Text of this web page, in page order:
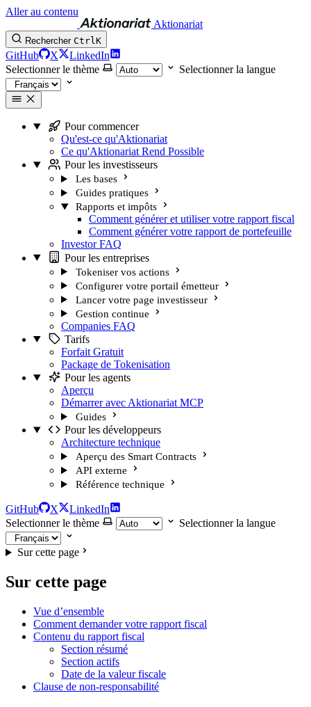
Aller au contenu
Aktionariat
Rechercher CtrlK
GitHub X
LinkedIn
Selectionner le thème
Selectionner la langue
Pour commencer
Qu'est-ce qu'Aktionariat
Ce qu'Aktionariat Rend Possible
Pour les investisseurs
Les bases
Guides pratiques
Rapports et impôts
Comment générer et utiliser votre rapport fiscal
Comment générer votre rapport de portefeuille
Investor FAQ
Pour les entreprises
Tokeniser vos actions
Configurer votre portail émetteur
Lancer votre page investisseur
Gestion continue
Companies FAQ
Tarifs
Forfait Gratuit
Package de Tokenisation
Pour les agents
Aperçu
Démarrer avec Aktionariat MCP
Guides
Pour les développeurs
Architecture technique
Aperçu des Smart Contracts
API externe
Référence technique
GitHub X
LinkedIn
Selectionner le thème
Selectionner la langue
Sur cette page
Sur cette page
Vue d’ensemble
Comment demander votre rapport fiscal
Contenu du rapport fiscal
Section résumé
Section actifs
Date de la valeur fiscale
Clause de non-responsabilité